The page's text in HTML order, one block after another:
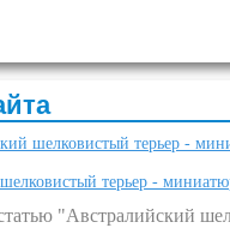
шелковистый терьер -
терьер -
"Австралийский